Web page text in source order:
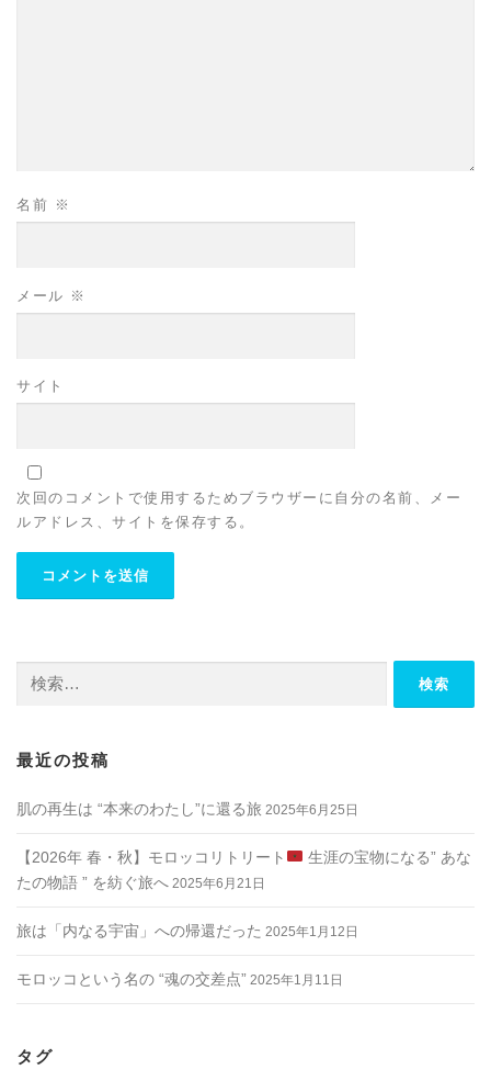
名前 ※
メール ※
サイト
次回のコメントで使用するためブラウザーに自分の名前、メー
ルアドレス、サイトを保存する。
最近の投稿
肌の再生は “本来のわたし”に還る旅 2025年6月25日
【2026年 春・秋】モロッコリトリート
生涯の宝物になる” あな
たの物語 ” を紡ぐ旅へ 2025年6月21日
旅は「内なる宇宙」への帰還だった 2025年1月12日
モロッコという名の “魂の交差点” 2025年1月11日
タグ